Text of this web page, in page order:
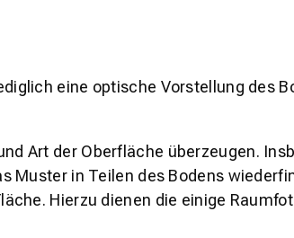
eine optische Vorstellung des
Art der Oberfläche überzeugen.
Muster in Teilen des Bodens
Hierzu dienen die einige